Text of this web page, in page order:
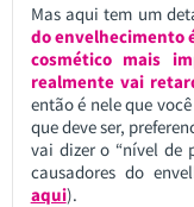
Mas aqui tem um
do envelhecimento
cosmético mais
realmente vai
então é nele que
que deve ser,
vai dizer o “nível de
causadores do
aqui).